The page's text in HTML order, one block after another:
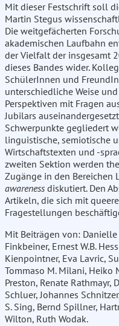
Mit dieser Festschrift soll
Martin Stegus
Die weitgefächerten
akademischen Laufbahn
der Vielfalt der insgesamt
dieses Bandes wider.
SchülerInnen und
unterschiedliche Weise
Perspektiven mit Fragen
Jubilars
Schwerpunkte gegliedert
linguistische, semiotische
Wirtschaftstexten und -
zweiten Sektion werden
Zugänge in den Bereichen
awareness diskutiert. Den
Artikeln, die sich mit
Fragestellungen
Mit Beiträgen von:
Finkbeiner, Ernest W.B.
Kienpointner, Eva Lavric,
Tommaso M. Milani, Heiko
Preston, Renate Rathmayr,
Schluer, Johannes
S. Sing, Bernd Spillner,
Wilton, Ruth Wodak.